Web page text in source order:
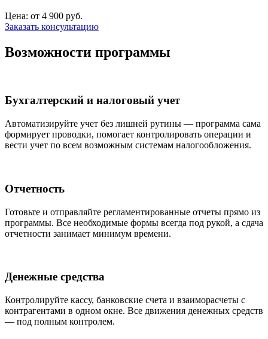
Цена: от 4 900 руб.
Заказать консультацию
Возможности программы
Бухгалтерский и налоговый учет
Автоматизируйте учет без лишней рутины — программа сама
формирует проводки, помогает контролировать операции и
вести учет по всем возможным системам налогообложения.
Отчетность
Готовьте и отправляйте регламентированные отчеты прямо из
программы. Все необходимые формы всегда под рукой, а сдача
отчетности занимает минимум времени.
Денежные средства
Контролируйте кассу, банковские счета и взаиморасчеты с
контрагентами в одном окне. Все движения денежных средств
— под полным контролем.